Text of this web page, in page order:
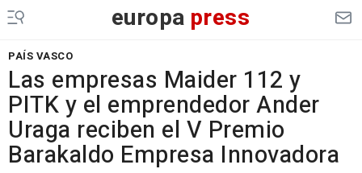
europa press
PAÍS VASCO
Las empresas Maider 112 y
PITK y el emprendedor Ander
Uraga reciben el V Premio
Barakaldo Empresa Innovadora